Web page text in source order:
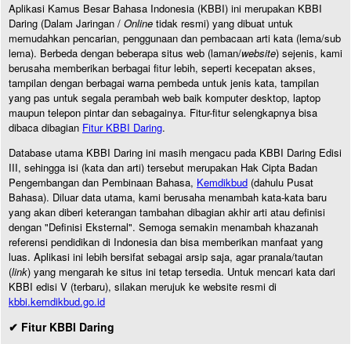
Aplikasi Kamus Besar Bahasa Indonesia (KBBI) ini merupakan KBBI
Daring (Dalam Jaringan / Online tidak resmi) yang dibuat untuk
memudahkan pencarian, penggunaan dan pembacaan arti kata (lema/sub
lema). Berbeda dengan beberapa situs web (laman/website) sejenis, kami
berusaha memberikan berbagai fitur lebih, seperti kecepatan akses,
tampilan dengan berbagai warna pembeda untuk jenis kata, tampilan
yang pas untuk segala perambah web baik komputer desktop, laptop
maupun telepon pintar dan sebagainya. Fitur-fitur selengkapnya bisa
dibaca dibagian Fitur KBBI Daring.
Database utama KBBI Daring ini masih mengacu pada KBBI Daring Edisi
III, sehingga isi (kata dan arti) tersebut merupakan Hak Cipta Badan
Pengembangan dan Pembinaan Bahasa, Kemdikbud (dahulu Pusat
Bahasa). Diluar data utama, kami berusaha menambah kata-kata baru
yang akan diberi keterangan tambahan dibagian akhir arti atau definisi
dengan "Definisi Eksternal". Semoga semakin menambah khazanah
referensi pendidikan di Indonesia dan bisa memberikan manfaat yang
luas. Aplikasi ini lebih bersifat sebagai arsip saja, agar pranala/tautan
(link) yang mengarah ke situs ini tetap tersedia. Untuk mencari kata dari
KBBI edisi V (terbaru), silakan merujuk ke website resmi di
kbbi.kemdikbud.go.id
✔ Fitur KBBI Daring